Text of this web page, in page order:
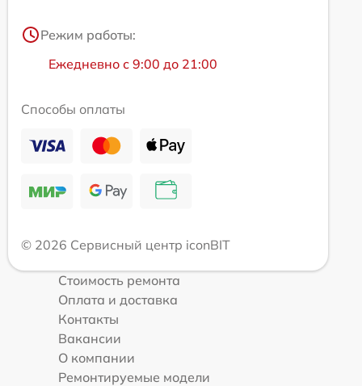
Режим работы:
Ежедневно с 9:00 до 21:00
Способы оплаты
© 2026 Сервисный центр iconBIT
Стоимость ремонта
Оплата и доставка
Контакты
Вакансии
О компании
Ремонтируемые модели